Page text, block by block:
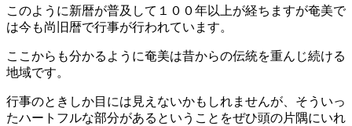
このように新暦が普及して１００年以上が経ちますが奄美で
は今も尚旧暦で行事が行われています。
ここからも分かるように奄美は昔からの伝統を重んじ続ける
地域です。
行事のときしか目には見えないかもしれませんが、そういっ
たハートフルな部分があるということをぜひ頭の片隅にいれ